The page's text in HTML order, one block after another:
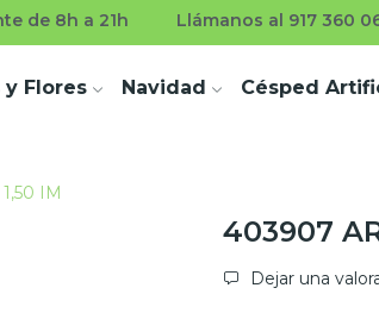
de 8h a 21h Llámanos al 917 360
y Flores Navidad Césped
IM
403907
Dejar una